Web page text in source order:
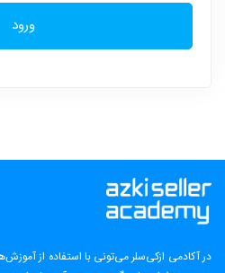
ورود
در آکادمی ازکی‌سلر می‌تونی با استفاده از